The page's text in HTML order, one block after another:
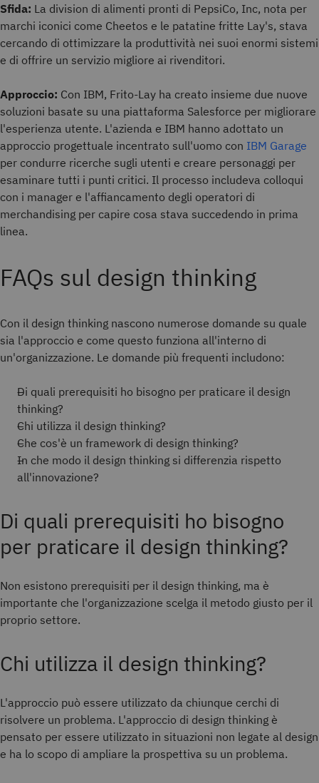
Sfida: La division di alimenti pronti di PepsiCo, Inc, nota per
marchi iconici come Cheetos e le patatine fritte Lay's, stava
cercando di ottimizzare la produttività nei suoi enormi sistemi
e di offrire un servizio migliore ai rivenditori.
Approccio: Con IBM, Frito-Lay ha creato insieme due nuove
soluzioni basate su una piattaforma Salesforce per migliorare
l'esperienza utente. L'azienda e IBM hanno adottato un
approccio progettuale incentrato sull'uomo con IBM Garage
per condurre ricerche sugli utenti e creare personaggi per
esaminare tutti i punti critici. Il processo includeva colloqui
con i manager e l'affiancamento degli operatori di
merchandising per capire cosa stava succedendo in prima
linea.
FAQs sul design thinking
Con il design thinking nascono numerose domande su quale
sia l'approccio e come questo funziona all'interno di
un'organizzazione. Le domande più frequenti includono:
Di quali prerequisiti ho bisogno per praticare il design
thinking?
Chi utilizza il design thinking?
Che cos'è un framework di design thinking?
In che modo il design thinking si differenzia rispetto
all'innovazione?
Di quali prerequisiti ho bisogno
per praticare il design thinking?
Non esistono prerequisiti per il design thinking, ma è
importante che l'organizzazione scelga il metodo giusto per il
proprio settore.
Chi utilizza il design thinking?
L'approccio può essere utilizzato da chiunque cerchi di
risolvere un problema. L'approccio di design thinking è
pensato per essere utilizzato in situazioni non legate al design
e ha lo scopo di ampliare la prospettiva su un problema.